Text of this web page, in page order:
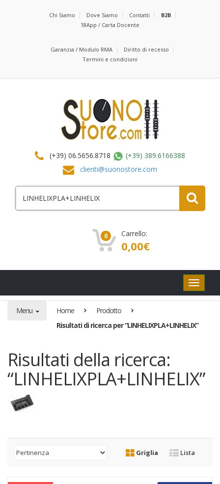
Chi Siamo Dove Siamo Contatti
B2B
18App / Carta Docente
Garanzia / Modulo RMA
Diritto di recesso
Termini e condizioni
(+39) 06.5656.8718
(+39) 389.6166388
clienti@suonostore.com
per:
0 Carrello:
0,00€
Pulsanti
di
Menu Home
Prodotto
Risultati di ricerca per “LINHELIXPLA+LINHELIX”
Risultati della ricerca:
“LINHELIXPLA+LINHELIX”
Griglia Lista